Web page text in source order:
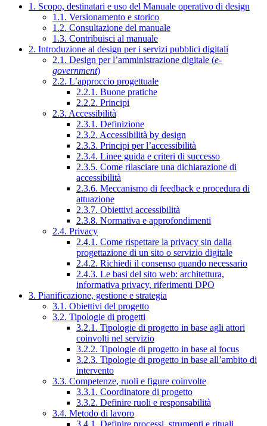
1. Scopo, destinatari e uso del Manuale operativo di design
1.1. Versionamento e storico
1.2. Consultazione del manuale
1.3. Contribuisci al manuale
2. Introduzione al design per i servizi pubblici digitali
2.1. Design per l’amministrazione digitale (e-
government)
2.2. L’approccio progettuale
2.2.1. Buone pratiche
2.2.2. Principi
2.3. Accessibilità
2.3.1. Definizione
2.3.2. Accessibilità by design
2.3.3. Principi per l’accessibilità
2.3.4. Linee guida e criteri di successo
2.3.5. Come rilasciare una dichiarazione di
accessibilità
2.3.6. Meccanismo di feedback e procedura di
attuazione
2.3.7. Obiettivi accessibilità
2.3.8. Normativa e approfondimenti
2.4. Privacy
2.4.1. Come rispettare la privacy sin dalla
progettazione di un sito o servizio digitale
2.4.2. Richiedi il consenso quando necessario
2.4.3. Le basi del sito web: architettura,
informativa privacy, riferimenti DPO
3. Pianificazione, gestione e strategia
3.1. Obiettivi del progetto
3.2. Tipologie di progetti
3.2.1. Tipologie di progetto in base agli attori
coinvolti nel servizio
3.2.2. Tipologie di progetto in base al focus
3.2.3. Tipologie di progetto in base all’ambito di
intervento
3.3. Competenze, ruoli e figure coinvolte
3.3.1. Coordinatore di progetto
3.3.2. Definire ruoli e responsabilità
3.4. Metodo di lavoro
3.4.1. Definire processi, strumenti e rituali